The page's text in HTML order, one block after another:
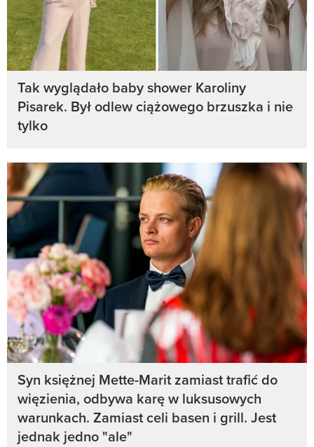
Tak wyglądało baby shower Karoliny
Pisarek. Był odlew ciążowego brzuszka i nie
tylko
Syn księżnej Mette-Marit zamiast trafić do
więzienia, odbywa karę w luksusowych
warunkach. Zamiast celi basen i grill. Jest
jednak jedno "ale"